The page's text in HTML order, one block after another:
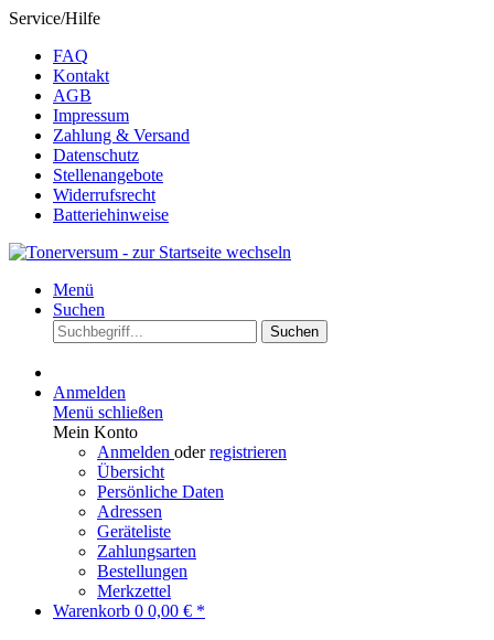
Service/Hilfe
FAQ
Kontakt
AGB
Impressum
Zahlung & Versand
Datenschutz
Stellenangebote
Widerrufsrecht
Batteriehinweise
Menü
Suchen
Suchen
Anmelden
Menü schließen
Mein Konto
Anmelden oderregistrieren
Übersicht
Persönliche Daten
Adressen
Geräteliste
Zahlungsarten
Bestellungen
Merkzettel
Warenkorb 0 0,00 € *